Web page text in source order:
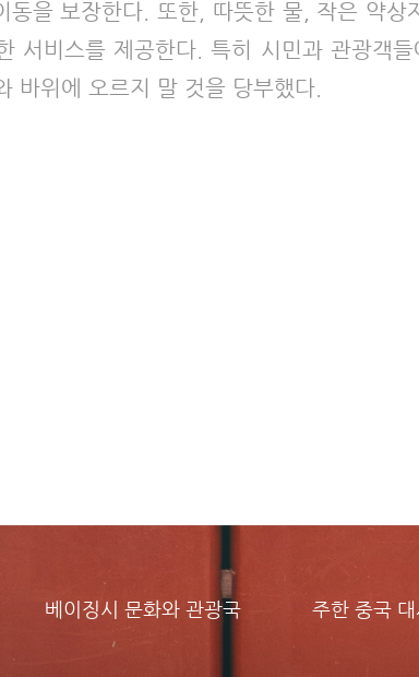
을 보장한다. 또한, 따뜻한 물, 작은 약상
서비스를 제공한다. 특히 시민과 관광객들
바위에 오르지 말 것을 당부했다.
베이징시 문화와 관광국 주한 중국